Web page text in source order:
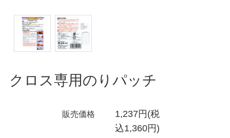
クロス専用のりパッチ
販売価格
1,237円(税
込1,360円)